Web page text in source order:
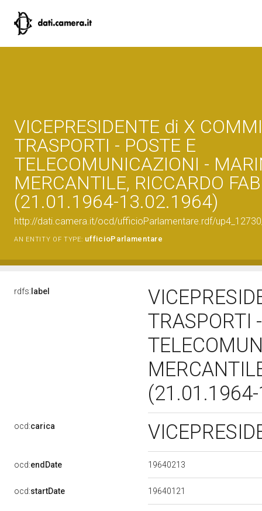
VICEPRESIDENTE di X
TRASPORTI - POSTE E
TELECOMUNICAZIONI -
MERCANTILE, RICCARDO
(21.01.1964-13.02.1964)
http://dati.camera.it/ocd/ufficioParlamentare.rdf/
AN ENTITY OF TYPE: ufficioParlamentare
rdfs: label
TRASPORTI
ocd:carica
ocd:endDate 19640213
ocd:startDate 19640121